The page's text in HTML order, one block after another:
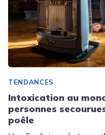
TENDANCES
Intoxication au
personnes
poêle